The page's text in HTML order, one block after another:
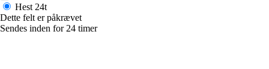
Hest24t
Dette felt er påkrævet
Sendes inden for 24 timer